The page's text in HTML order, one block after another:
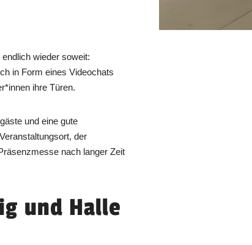
wieder soweit:
in Form eines Videochats
ihre Türen.
und eine gute
der
nach langer Zeit
und Halle